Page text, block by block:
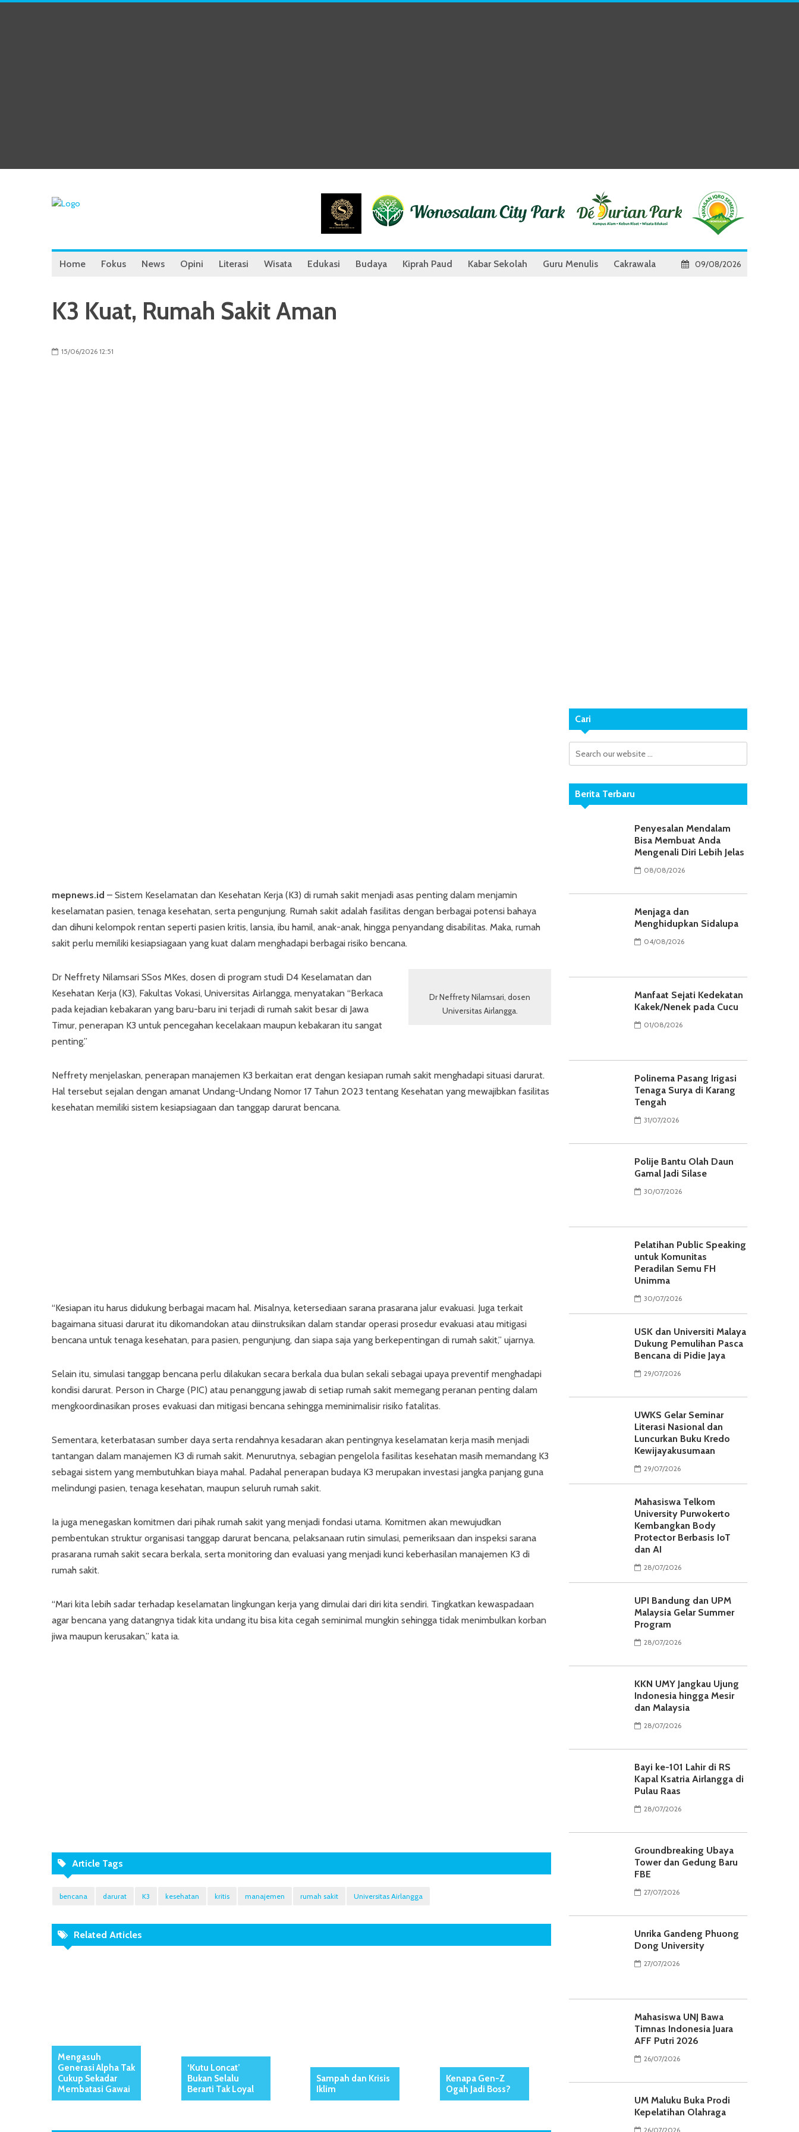
Home Fokus News Opini Literasi Wisata Edukasi Budaya Kiprah Paud Kabar Sekolah Guru Menulis Cakrawala 09/08/2026
K3 Kuat, Rumah Sakit Aman
15/06/2026 12:51
mepnews.id – Sistem Keselamatan dan Kesehatan Kerja (K3) di rumah sakit menjadi asas penting dalam menjamin
keselamatan pasien, tenaga kesehatan, serta pengunjung. Rumah sakit adalah fasilitas dengan berbagai potensi bahaya
dan dihuni kelompok rentan seperti pasien kritis, lansia, ibu hamil, anak-anak, hingga penyandang disabilitas. Maka, rumah
sakit perlu memiliki kesiapsiagaan yang kuat dalam menghadapi berbagai risiko bencana.
Dr Neffrety Nilamsari, dosen
Universitas Airlangga.
Dr Neffrety Nilamsari SSos MKes, dosen di program studi D4 Keselamatan dan
Kesehatan Kerja (K3), Fakultas Vokasi, Universitas Airlangga, menyatakan “Berkaca
pada kejadian kebakaran yang baru-baru ini terjadi di rumah sakit besar di Jawa
Timur, penerapan K3 untuk pencegahan kecelakaan maupun kebakaran itu sangat
penting.”
Neffrety menjelaskan, penerapan manajemen K3 berkaitan erat dengan kesiapan rumah sakit menghadapi situasi darurat.
Hal tersebut sejalan dengan amanat Undang-Undang Nomor 17 Tahun 2023 tentang Kesehatan yang mewajibkan fasilitas
kesehatan memiliki sistem kesiapsiagaan dan tanggap darurat bencana.
“Kesiapan itu harus didukung berbagai macam hal. Misalnya, ketersediaan sarana prasarana jalur evakuasi. Juga terkait
bagaimana situasi darurat itu dikomandokan atau diinstruksikan dalam standar operasi prosedur evakuasi atau mitigasi
bencana untuk tenaga kesehatan, para pasien, pengunjung, dan siapa saja yang berkepentingan di rumah sakit,” ujarnya.
Selain itu, simulasi tanggap bencana perlu dilakukan secara berkala dua bulan sekali sebagai upaya preventif menghadapi
kondisi darurat. Person in Charge (PIC) atau penanggung jawab di setiap rumah sakit memegang peranan penting dalam
mengkoordinasikan proses evakuasi dan mitigasi bencana sehingga meminimalisir risiko fatalitas.
Sementara, keterbatasan sumber daya serta rendahnya kesadaran akan pentingnya keselamatan kerja masih menjadi
tantangan dalam manajemen K3 di rumah sakit. Menurutnya, sebagian pengelola fasilitas kesehatan masih memandang K3
sebagai sistem yang membutuhkan biaya mahal. Padahal penerapan budaya K3 merupakan investasi jangka panjang guna
melindungi pasien, tenaga kesehatan, maupun seluruh rumah sakit.
Ia juga menegaskan komitmen dari pihak rumah sakit yang menjadi fondasi utama. Komitmen akan mewujudkan
pembentukan struktur organisasi tanggap darurat bencana, pelaksanaan rutin simulasi, pemeriksaan dan inspeksi sarana
prasarana rumah sakit secara berkala, serta monitoring dan evaluasi yang menjadi kunci keberhasilan manajemen K3 di
rumah sakit.
“Mari kita lebih sadar terhadap keselamatan lingkungan kerja yang dimulai dari diri kita sendiri. Tingkatkan kewaspadaan
agar bencana yang datangnya tidak kita undang itu bisa kita cegah seminimal mungkin sehingga tidak menimbulkan korban
jiwa maupun kerusakan,” kata ia.
Article Tags
bencana darurat K3 kesehatan kritis manajemen rumah sakit Universitas Airlangga
Related Articles
Mengasuh
Generasi Alpha Tak
Cukup Sekadar
Membatasi Gawai
‘Kutu Loncat’
Bukan Selalu
Berarti Tak Loyal
Sampah dan Krisis
Iklim
Kenapa Gen-Z
Ogah Jadi Boss?
Cari
Berita Terbaru
Penyesalan Mendalam
Bisa Membuat Anda
Mengenali Diri Lebih Jelas
08/08/2026
Menjaga dan
Menghidupkan Sidalupa
04/08/2026
Manfaat Sejati Kedekatan
Kakek/Nenek pada Cucu
01/08/2026
Polinema Pasang Irigasi
Tenaga Surya di Karang
Tengah
31/07/2026
Polije Bantu Olah Daun
Gamal Jadi Silase
30/07/2026
Pelatihan Public Speaking
untuk Komunitas
Peradilan Semu FH
Unimma
30/07/2026
USK dan Universiti Malaya
Dukung Pemulihan Pasca
Bencana di Pidie Jaya
29/07/2026
UWKS Gelar Seminar
Literasi Nasional dan
Luncurkan Buku Kredo
Kewijayakusumaan
29/07/2026
Mahasiswa Telkom
University Purwokerto
Kembangkan Body
Protector Berbasis IoT
dan AI
28/07/2026
UPI Bandung dan UPM
Malaysia Gelar Summer
Program
28/07/2026
KKN UMY Jangkau Ujung
Indonesia hingga Mesir
dan Malaysia
28/07/2026
Bayi ke-101 Lahir di RS
Kapal Ksatria Airlangga di
Pulau Raas
28/07/2026
Groundbreaking Ubaya
Tower dan Gedung Baru
FBE
27/07/2026
Unrika Gandeng Phuong
Dong University
27/07/2026
Mahasiswa UNJ Bawa
Timnas Indonesia Juara
AFF Putri 2026
26/07/2026
UM Maluku Buka Prodi
Kepelatihan Olahraga
26/07/2026